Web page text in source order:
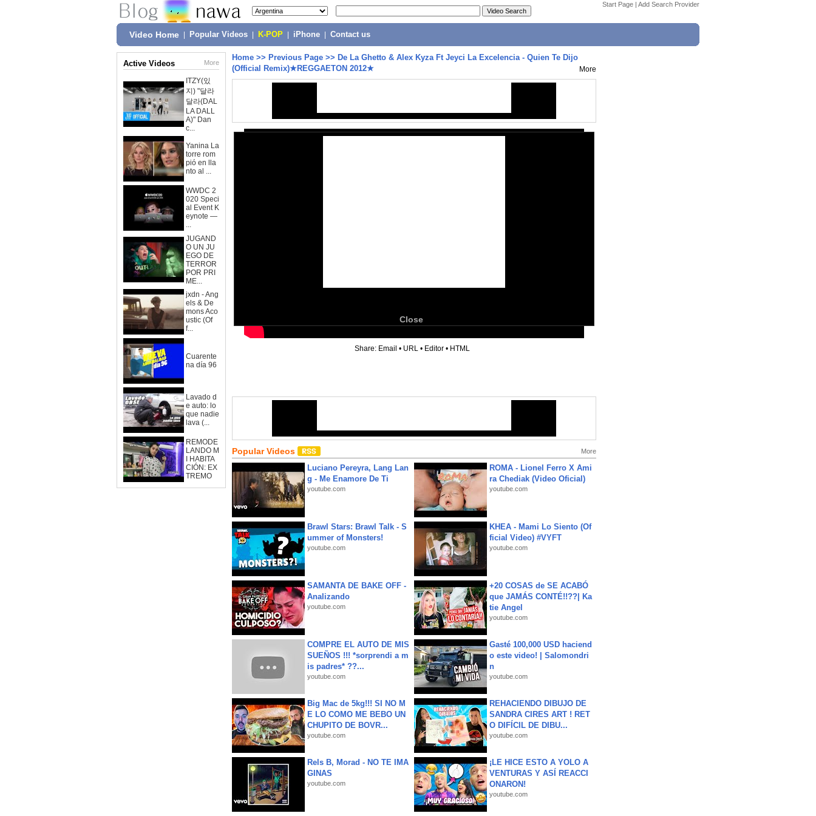
Start Page | Add Search Provider
Video Home Popular Videos K-POP iPhone Contact us
Active Videos More
ITZY(있
지) "달라
달라(DAL
LA DALL
A)" Dan
c...
Yanina La
torre rom
pió en lla
nto al ...
WWDC 2
020 Speci
al Event K
eynote —
...
JUGAND
O UN JU
EGO DE
TERROR
POR PRI
ME...
jxdn - Ang
els & De
mons Aco
ustic (Of
f...
Cuarente
na día 96
Lavado d
e auto: lo
que nadie
lava (...
REMODE
LANDO M
I HABITA
CIÓN: EX
TREMO
Home >> Previous Page >> De La Ghetto & Alex Kyza Ft Jeyci La Excelencia - Quien Te Dijo
(Official Remix)★REGGAETON 2012★
More
Close
Share: Email • URL • Editor • HTML
Popular Videos More
Luciano Pereyra, Lang Lan
g - Me Enamore De Ti
youtube.com
ROMA - Lionel Ferro X Ami
ra Chediak (Video Oficial)
youtube.com
Brawl Stars: Brawl Talk - S
ummer of Monsters!
youtube.com
KHEA - Mami Lo Siento (Of
ficial Video) #VYFT
youtube.com
SAMANTA DE BAKE OFF -
Analizando
youtube.com
+20 COSAS de SE ACABÓ
que JAMÁS CONTÉ!!??| Ka
tie Angel
youtube.com
COMPRE EL AUTO DE MIS
SUEÑOS !!! *sorprendi a m
is padres* ??...
youtube.com
Gasté 100,000 USD haciend
o este video! | Salomondri
n
youtube.com
Big Mac de 5kg!!! SI NO M
E LO COMO ME BEBO UN
CHUPITO DE BOVR...
youtube.com
REHACIENDO DIBUJO DE
SANDRA CIRES ART ! RET
O DIFÍCIL DE DIBU...
youtube.com
Rels B, Morad - NO TE IMA
GINAS
youtube.com
¡LE HICE ESTO A YOLO A
VENTURAS Y ASÍ REACCI
ONARON!
youtube.com